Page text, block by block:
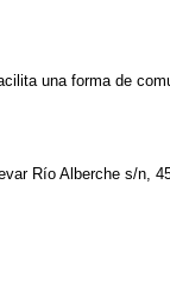
una forma de
Río Alberche s/n,